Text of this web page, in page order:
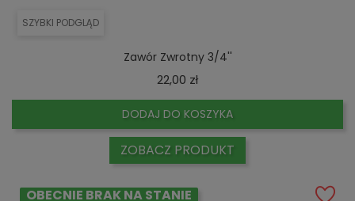
SZYBKI PODGLĄD
Zawór Zwrotny 3/4''
22,00 złCena
DODAJ DO KOSZYKA
ZOBACZ PRODUKT
OBECNIE BRAK NA STANIE